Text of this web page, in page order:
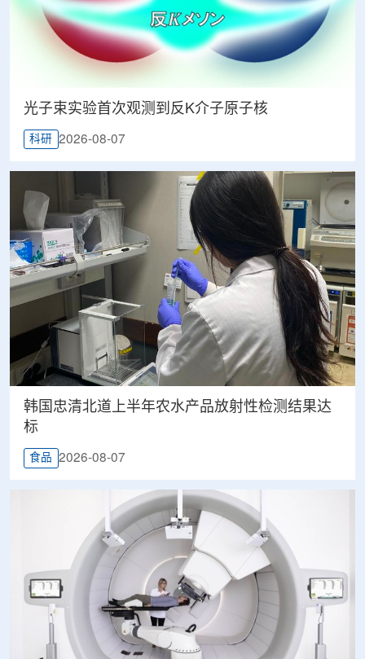
光子束实验首次观测到反K介子原子核
科研 2026-08-07
韩国忠清北道上半年农水产品放射性检测结果达
标
食品 2026-08-07